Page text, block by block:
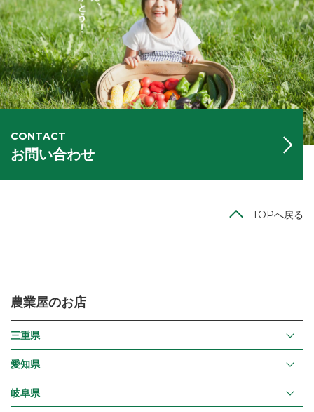
CONTACT
お問い合わせ
TOPへ戻る
農業屋のお店
三重県
愛知県
岐阜県